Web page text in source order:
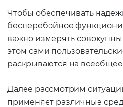
Чтобы обеспечивать
бесперебойное
важно измерять
этом сами
раскрываются на
Далее рассмотрим
применяет различные